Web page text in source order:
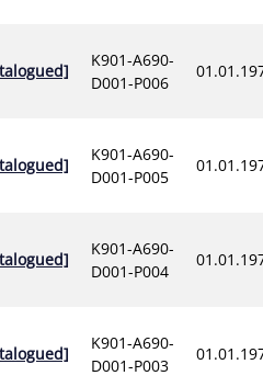
K901-A690-
D001-P006
K901-A690-
D001-P005
K901-A690-
D001-P004
K901-A690-
D001-P003